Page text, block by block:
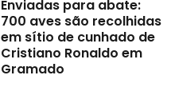
Enviadas para abate:
700 aves são recolhidas
em sítio de cunhado de
Cristiano Ronaldo em
Gramado